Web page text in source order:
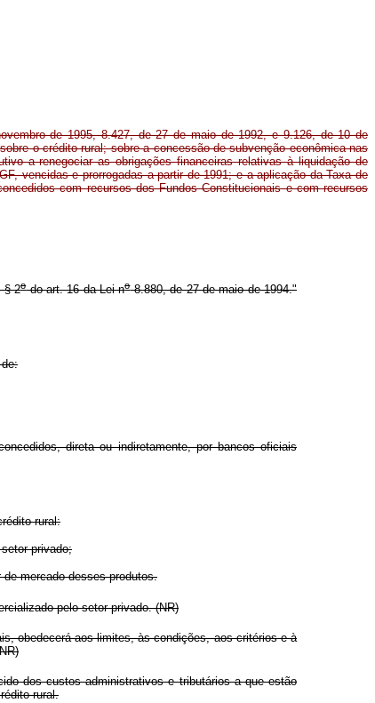
de 1995, 8.427, de 27 de maio de 1992, e 9.126, de 10 de
o crédito rural; sobre a concessão de subvenção econômica nas
a renegociar as obrigações financeiras relativas à liquidação de
vencidas e prorrogadas a partir de 1991; e a aplicação da Taxa de
com recursos dos Fundos Constitucionais e com recursos
§ 2odo art. 16 da Lei no8.880, de 27 de maio de 1994."
direta ou indiretamente, por bancos oficiais
rural:
privado;
mercado desses produtos.
pelo setor privado. (NR)
obedecerá aos limites, às condições, aos critérios e à
dos custos administrativos e tributários a que estão
rural.